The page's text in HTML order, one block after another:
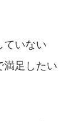
ていない
満足したい